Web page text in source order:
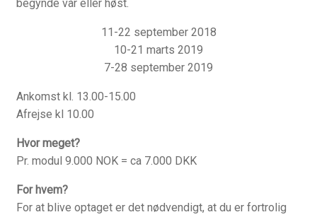
Ignatius’ Åndelige Øvelser
Inge Merete Gross
Kors-teologi
begynde vår eller høst.
11-22 september 2018
10-21 marts 2019
7-28 september 2019
Ankomst kl. 13.00-15.00
Afrejse kl 10.00
Hvor meget?
Pr. modul 9.000 NOK = ca 7.000 DKK
For hvem?
For at blive optaget er det nødvendigt, at du er fortrolig